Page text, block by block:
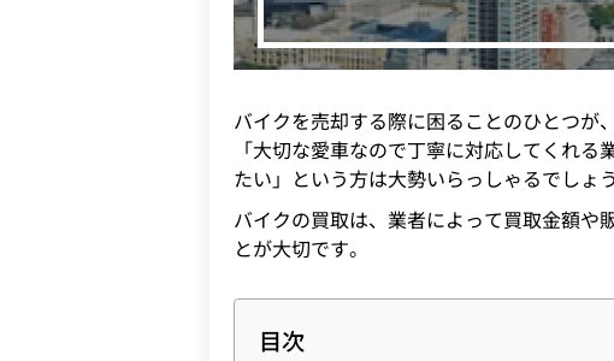
バイクを売却する際に困ることのひとつが
「大切な愛車なので丁寧に対応してくれ
たい」という方は大勢いらっしゃるでしょう
バイクの買取は、業者によって買取金額や
とが大切です。
目次